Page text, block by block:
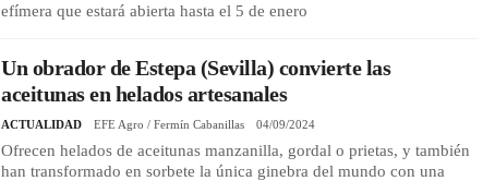
efímera que estará abierta hasta el 5 de enero
Un obrador de Estepa (Sevilla) convierte las
aceitunas en helados artesanales
ACTUALIDAD EFE Agro / Fermín Cabanillas 04/09/2024
Ofrecen helados de aceitunas manzanilla, gordal o prietas, y también
han transformado en sorbete la única ginebra del mundo con una